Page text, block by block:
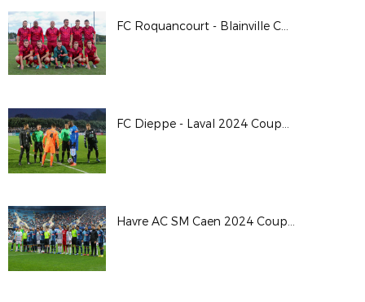
FC Roquancourt - Blainville Coupe de France 24/25
FC Dieppe - Laval 2024 Coupe de France
Havre AC SM Caen 2024 Coupe de France